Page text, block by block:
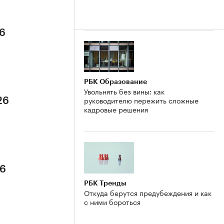
РБК Образование
Увольнять без вины: как
руководителю пережить сложные
кадровые решения
РБК Тренды
Откуда берутся предубеждения и как
с ними бороться